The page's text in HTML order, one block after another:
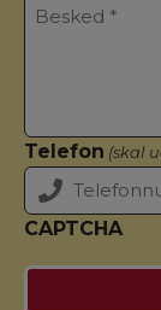
Telefon (skal
CAPTCHA